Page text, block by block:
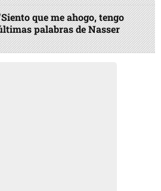
que me ahogo, tengo
palabras de Nasser